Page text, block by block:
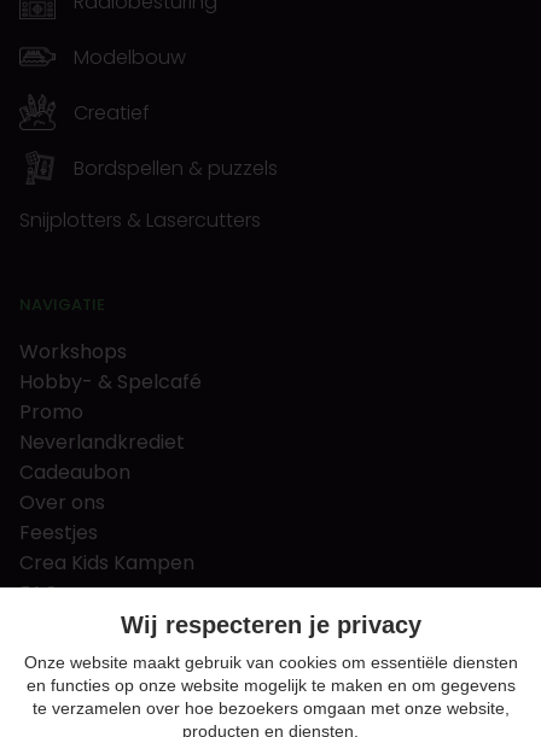
Modelbouw
Creatief
Bordspellen & puzzels
Snijplotters & Lasercutters
NAVIGATIE
Workshops
Hobby- & Spelcafé
Promo
Neverlandkrediet
Cadeaubon
Over ons
Feestjes
Crea Kids Kampen
FAQ
Tips & tricks
Contact
Nieuws & Vacatures
Wij respecteren je privacy
Onze website maakt gebruik van cookies om essentiële diensten
en functies op onze website mogelijk te maken en om gegevens
te verzamelen over hoe bezoekers omgaan met onze website,
producten en diensten.